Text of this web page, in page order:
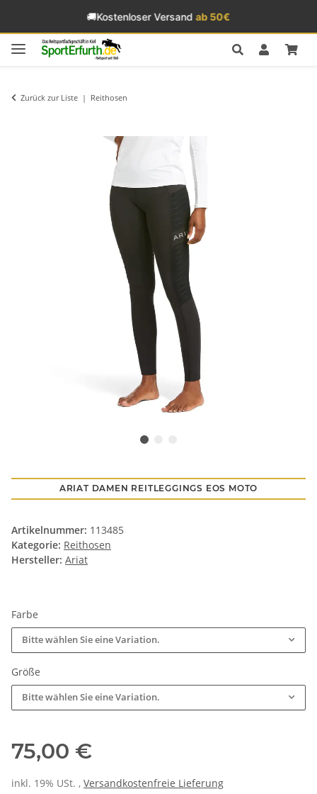
🚚Kostenloser Versandab 50€
Zurück zur Liste Reithosen
ARIAT DAMEN REITLEGGINGS EOS MOTO
Artikelnummer: 113485
Kategorie: Reithosen
Hersteller: Ariat
Farbe
Bitte wählen Sie eine Variation.
Größe
Bitte wählen Sie eine Variation.
75,00 €
inkl. 19% USt. , Versandkostenfreie Lieferung